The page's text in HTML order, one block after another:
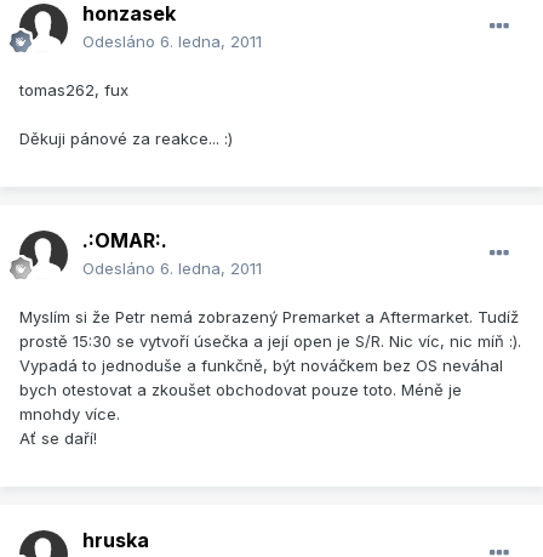
honzasek
Odesláno 6. ledna, 2011
tomas262, fux
Děkuji pánové za reakce... :)
.:OMAR:.
Odesláno 6. ledna, 2011
Myslím si že Petr nemá zobrazený Premarket a Aftermarket. Tudíž
prostě 15:30 se vytvoří úsečka a její open je S/R. Nic víc, nic míň :).
Vypadá to jednoduše a funkčně, být nováčkem bez OS neváhal
bych otestovat a zkoušet obchodovat pouze toto. Méně je
mnohdy více.
Ať se daří!
hruska